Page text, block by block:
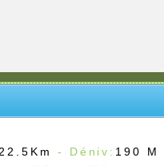
22.5Km - Déniv: 190 M